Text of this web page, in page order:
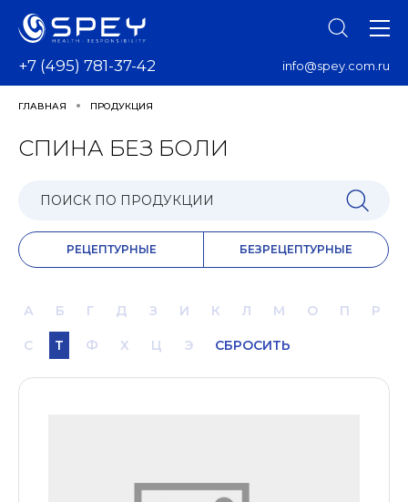
+7 (495) 781-37-42 info@spey.com.ru
ГЛАВНАЯ ПРОДУКЦИЯ
СПИНА БЕЗ БОЛИ
РЕЦЕПТУРНЫЕ БЕЗРЕЦЕПТУРНЫЕ
А Б Г Д З И К Л М О П Р
С Т Ф Х Ц Э СБРОСИТЬ